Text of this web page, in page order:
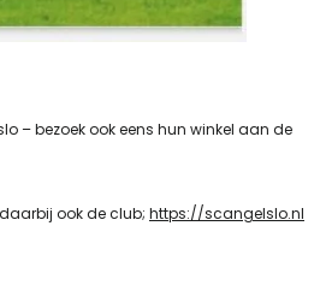
– bezoek ook eens hun winkel aan de
ook de club; https://scangelslo.nl